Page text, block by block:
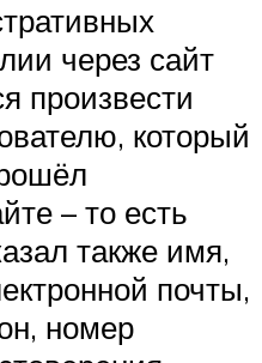
через сайт
произвести
который
– то есть
также имя,
почты,
номер